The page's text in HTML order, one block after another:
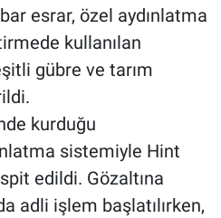
esrar, özel aydınlatma
kullanılan
gübre ve tarım
kurduğu
sistemiyle Hint
edildi. Gözaltına
adli işlem başlatılırken,